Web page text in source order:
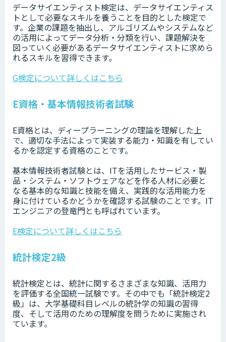
データサイエンティスト検定は、データサイエンティス
トとして必要なスキルを養うことを目的とした検定で
す。企業の課題を抽出し、アルゴリズムやシステムなど
の活用によってデータ分析・分類を行い、課題解決を
図っていく必要があるデータサイエンティストに求めら
れるスキルを習得できます。
G検定について詳しくはこちら
E資格・基本情報技術者試験
E資格とは、ディープラーニングの理論を理解した上
で、適切な手法によって実装する能力・知識を有してい
るかを認定する資格のことです。
基本情報技術者試験とは、ITを活用したサービス・製
品・システム・ソフトウェアなどを作る人材に必要と
なる基本的な知識と技能を備え、実践的な活用能力を
身に付けているかどうかを確認する試験のことです。IT
エンジニアの登竜門とも呼ばれています。
E検定について詳しくはこちら
統計検定2級
統計検定とは、統計に関するさまざまな知識、活用力
を評価する全国統一試験です。その中でも「統計検定2
級」は、大学基礎科目レベルの統計学の知識の習得
度、そして活用のための理解度を問うために実施され
ています。